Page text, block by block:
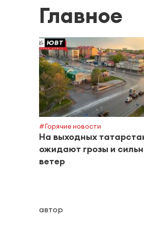
Главное
#Горячие новости
На выходных
ожидают грозы и
ветер
автор